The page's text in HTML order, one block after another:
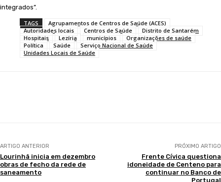
integrados”.
TAGS
Agrupamentos de Centros de Saúde (ACES)
Autoridades locais
Centros de Saúde
Distrito de Santarém
Hospitais
Lezíria municípios
Organizações de saúde
Política
Saúde
Serviço Nacional de Saúde
Unidades Locais de Saúde
ARTIGO ANTERIOR
Lourinhã inicia em dezembro
obras de fecho da rede de
saneamento
PRÓXIMO ARTIGO
Frente Cívica questiona
idoneidade de Centeno para
continuar no Banco de
Portugal